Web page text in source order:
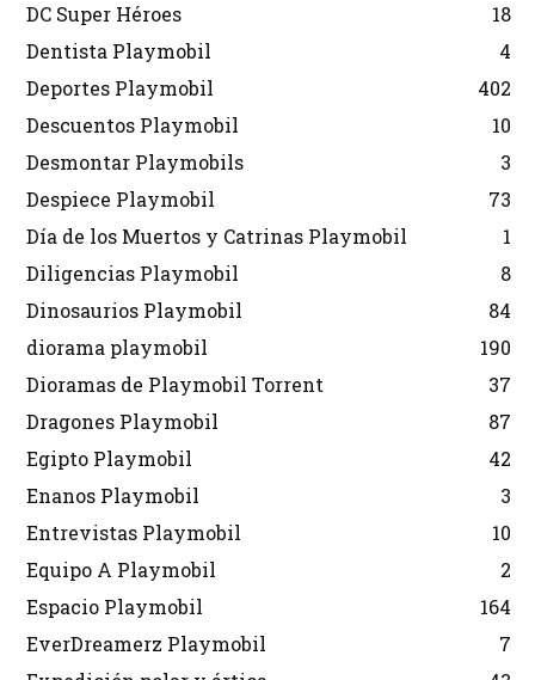
DC Super Héroes
18
Dentista Playmobil
4
Deportes Playmobil
402
Descuentos Playmobil
10
Desmontar Playmobils
3
Despiece Playmobil
73
Día de los Muertos y Catrinas Playmobil
1
Diligencias Playmobil
8
Dinosaurios Playmobil
84
diorama playmobil
190
Dioramas de Playmobil Torrent
37
Dragones Playmobil
87
Egipto Playmobil
42
Enanos Playmobil
3
Entrevistas Playmobil
10
Equipo A Playmobil
2
Espacio Playmobil
164
EverDreamerz Playmobil
7